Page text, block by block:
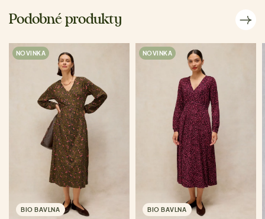
Podobné produkty
NOVINKA
BIO BAVLNA
NOVINKA
BIO BAVLNA